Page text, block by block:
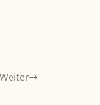
Weiter